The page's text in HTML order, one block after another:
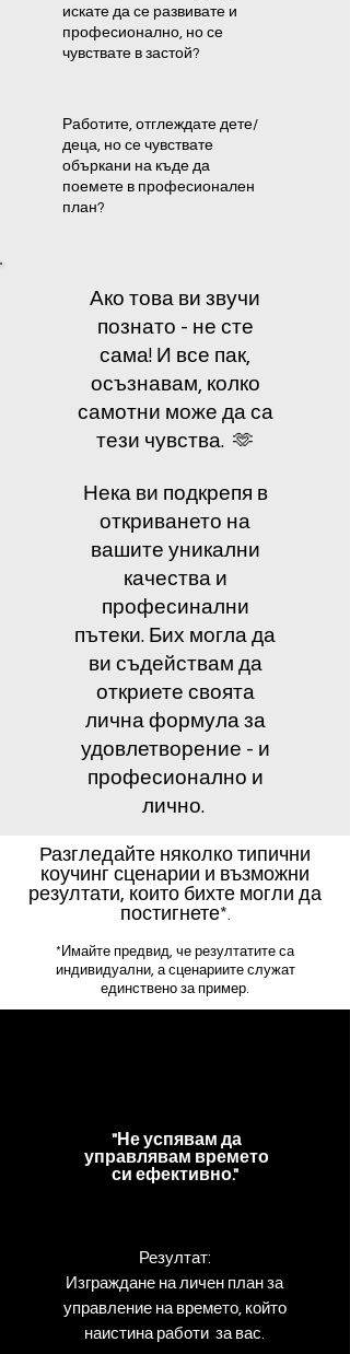
искате да се развивате и
професионално, но се
чувствате в застой?
Работите, отглеждате дете/
деца, но се чувствате
объркани на къде да
поемете в професионален
план?
Ако това ви звучи
познато - не сте
сама! И все пак,
осъзнавам, колко
самотни може да са
тези чувства. 🫶
Нека ви подкрепя в
откриването на
вашите уникални
качества и
професинални
пътеки. Бих могла да
ви съдействам да
откриете своята
лична формула за
удовлетворение - и
професионално и
лично.
Разгледайте няколко типични
коучинг сценарии и възможни
резултати, които бихте могли да
постигнете*.
*Имайте предвид, че резултатите са
индивидуални, а сценариите служат
единствено за пример.
"Не успявам да
управлявам времето
си ефективно."
Резултат:
Изграждане на личен план за
управление на времето, който
наистина работи за вас.